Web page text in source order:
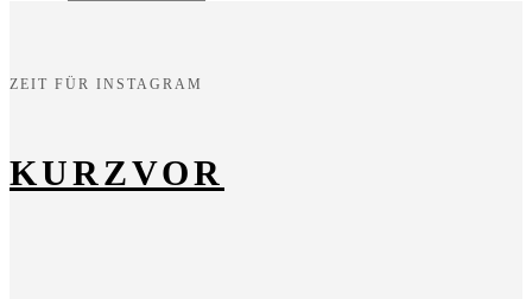
ZEIT FÜR INSTAGRAM
KURZVOR